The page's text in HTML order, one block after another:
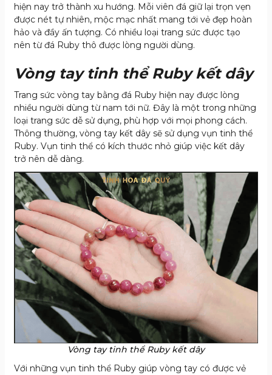
hiện nay trở thành xu hướng. Mỗi viên đá giữ lại trọn vẹn
được nét tự nhiên, mộc mạc nhất mang tới vẻ đẹp hoàn
hảo và đầy ấn tượng. Có nhiều loại trang sức được tạo
nên từ đá Ruby thô được lòng người dùng.
Vòng tay tinh thể Ruby kết dây
Trang sức vòng tay bằng đá Ruby hiện nay được lòng
nhiều người dùng từ nam tới nữ. Đây là một trong những
loại trang sức dễ sử dụng, phù hợp với mọi phong cách.
Thông thường, vòng tay kết dây sẽ sử dụng vụn tinh thể
Ruby. Vụn tinh thể có kích thước nhỏ giúp việc kết dây
trở nên dễ dàng.
Vòng tay tinh thể Ruby kết dây
Với những vụn tinh thể Ruby giúp vòng tay có được vẻ